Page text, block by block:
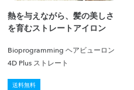
熱を与えながら、髪の美しさ
を育むストレートアイロン
Bioprogramming ヘアビューロン
4D Plus ストレート
送料無料